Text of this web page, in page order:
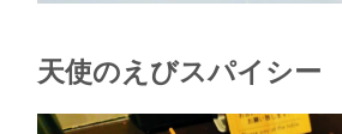
天使のえびスパイシー